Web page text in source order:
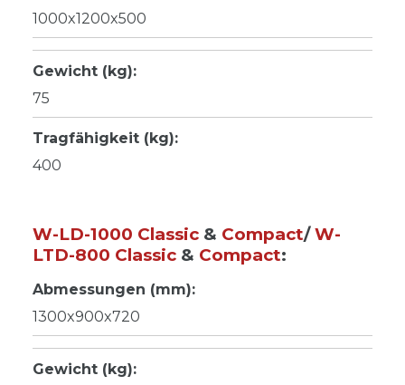
1000x1200x500
Gewicht (kg):
75
Tragfähigkeit (kg):
400
W-LD-1000 Classic & Compact/W-
LTD-800 Classic & Compact:
Abmessungen (mm):
1300x900x720
Gewicht (kg):